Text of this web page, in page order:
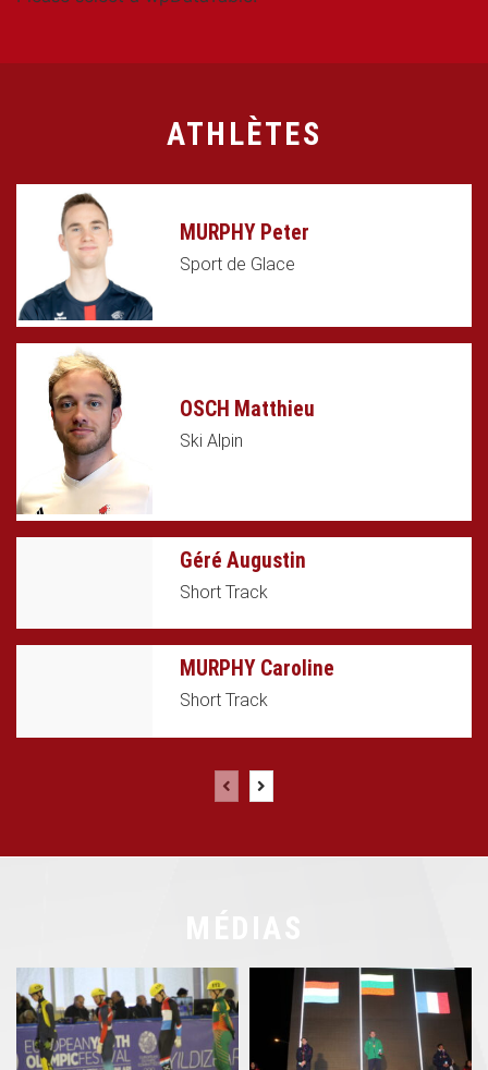
ATHLÈTES
MURPHY Peter
Sport de Glace
OSCH Matthieu
Ski Alpin
Géré Augustin
Short Track
MURPHY Caroline
Short Track